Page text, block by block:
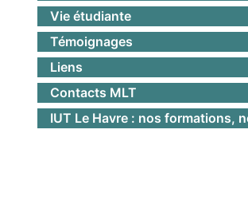
Vie étudiante
Témoignages
Liens
Contacts MLT
IUT Le Havre : nos formations,